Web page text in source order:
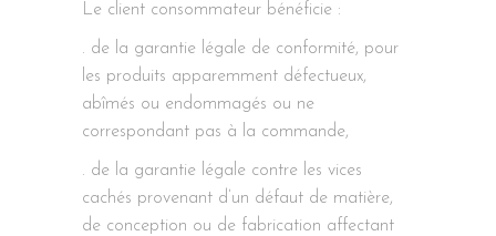
Le client consommateur bénéficie :
. de la garantie légale de conformité, pour
les produits apparemment défectueux,
abîmés ou endommagés ou ne
correspondant pas à la commande,
. de la garantie légale contre les vices
cachés provenant d’un défaut de matière,
de conception ou de fabrication affectant